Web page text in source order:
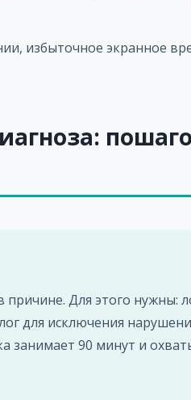
избыточное экранное
причине. Для этого нужны:
для исключения
занимает 90 минут и